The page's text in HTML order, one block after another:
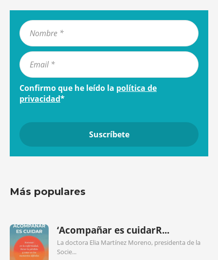
Confirmo que he leído la política de
privacidad*
Más populares
‘Acompañar es cuidarR...
La doctora Elia Martínez Moreno, presidenta de la
Socie...